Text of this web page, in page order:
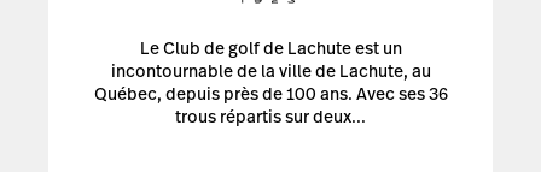
Le Club de golf de Lachute est un
incontournable de la ville de Lachute, au
Québec, depuis près de 100 ans. Avec ses 36
trous répartis sur deux...